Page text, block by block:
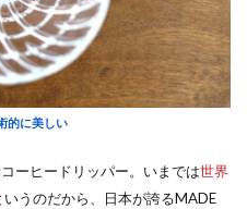
的に美しい
ーヒードリッパー。いまでは世界
いうのだから、日本が誇るMADE